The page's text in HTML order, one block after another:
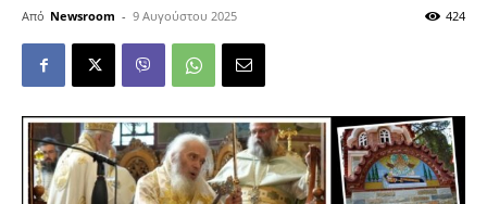
Από Newsroom - 9 Αυγούστου 2025 424